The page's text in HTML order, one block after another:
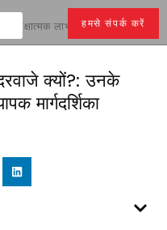
हमसे संपर्क करें
सुरक्षात्मक लाभों के लिए एक व्यापक
क्यों?: उनके
मार्गदर्शिका